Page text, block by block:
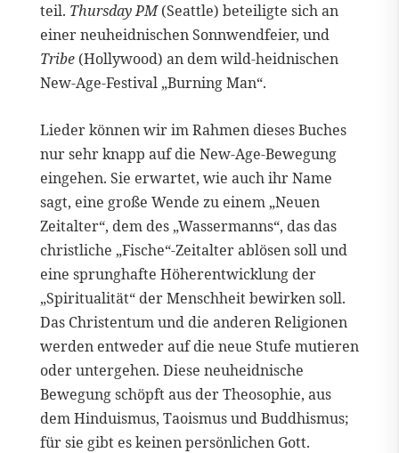
teil. Thursday PM(Seattle) beteiligte sich an
einer neuheidnischen Sonnwendfeier, und
Tribe(Hollywood) an dem wild-heidnischen
New-Age-Festival „Burning Man“.
Lieder können wir im Rahmen dieses Buches
nur sehr knapp auf die New-Age-Bewegung
eingehen. Sie erwartet, wie auch ihr Name
sagt, eine große Wende zu einem „Neuen
Zeitalter“, dem des „Wassermanns“, das das
christliche „Fische“-Zeitalter ablösen soll und
eine sprunghafte Höherentwicklung der
„Spiritualität“ der Menschheit bewirken soll.
Das Christentum und die anderen Religionen
werden entweder auf die neue Stufe mutieren
oder untergehen. Diese neuheidnische
Bewegung schöpft aus der Theosophie, aus
dem Hinduismus, Taoismus und Buddhismus;
für sie gibt es keinen persönlichen Gott.